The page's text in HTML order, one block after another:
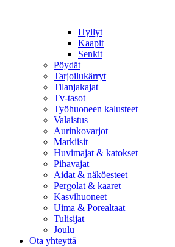
Hyllyt
Kaapit
Senkit
Pöydät
Tarjoilukärryt
Tilanjakajat
Tv-tasot
Työhuoneen kalusteet
Valaistus
Aurinkovarjot
Markiisit
Huvimajat & katokset
Pihavajat
Aidat & näköesteet
Pergolat & kaaret
Kasvihuoneet
Uima & Porealtaat
Tulisijat
Joulu
Ota yhteyttä